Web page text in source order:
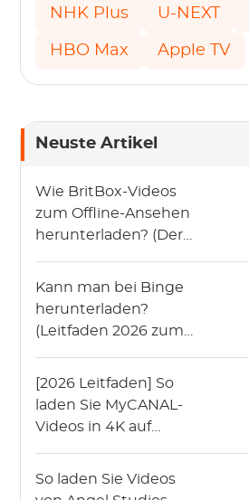
NHK Plus U-NEXT
HBO Max Apple TV
Neuste Artikel
Wie BritBox-Videos
zum Offline-Ansehen
herunterladen? (Der
Kann man bei Binge
herunterladen?
(Leitfaden 2026 zum
Binge)
[2026 Leitfaden] So
laden Sie MyCANAL-
Videos in 4K auf
Geräten herunter
So laden Sie Videos